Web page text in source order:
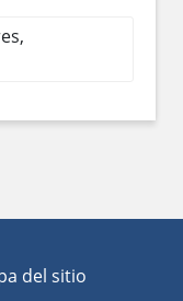
del sitio